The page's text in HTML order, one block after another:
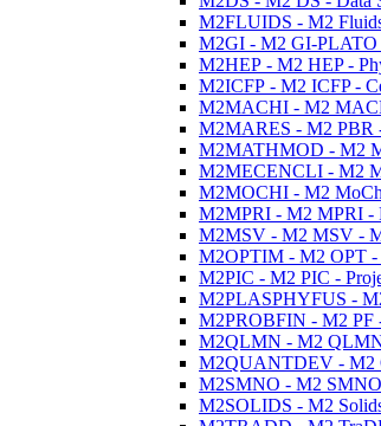
M2FLUIDS - M2
M2GI - M2 GI-PLATO -
M2HEP - M2 HEP -
M2ICFP - M2 ICFP -
M2MACHI - M2
M2MARES - M2 PBR
M2MATHMOD - M2
M2MECENCLI - M2
M2MOCHI - M2
M2MPRI - M2 MPRI -
M2MSV - M2 MSV -
M2OPTIM - M2 OPT -
M2PIC - M2 PIC -
M2PLASPHYFUS -
M2PROBFIN - M2 PF
M2QLMN - M2 QLMN
M2QUANTDEV - M2
M2SMNO - M2 SMNO
M2SOLIDS - M2